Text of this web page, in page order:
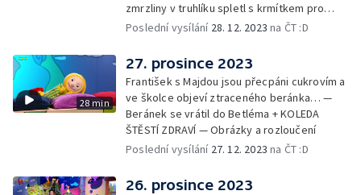
zmrzliny v truhlíku spletl s krmítkem pro
medvědy… — Kompas od medvěda +
Poslední vysílání 28. 12. 2023 na ČT :D
28 min
27. prosince 2023
František s Majdou jsou přecpáni cukrovím a
ve školce objeví ztraceného beránka… —
Beránek se vrátil do Betléma + KOLEDA
ŠTĚSTÍ ZDRAVÍ — Obrázky a rozloučení
Poslední vysílání 27. 12. 2023 na ČT :D
26. prosince 2023